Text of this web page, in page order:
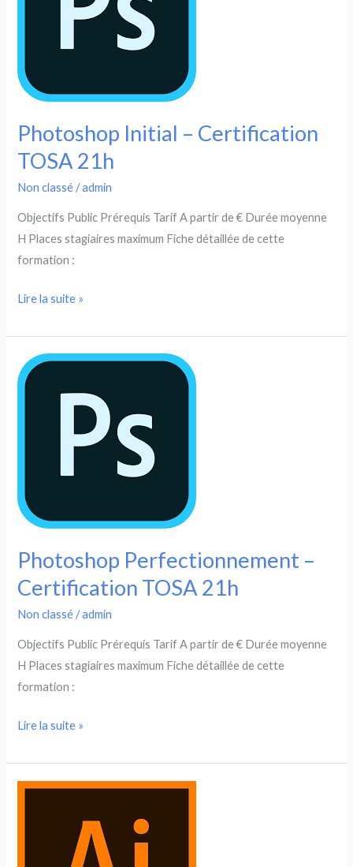
Photoshop Initial – Certification
TOSA 21h
Non classé/admin
Objectifs Public Prérequis Tarif A partir de € Durée moyenne
H Places stagiaires maximum Fiche détaillée de cette
formation :
Photoshop
–
Certification
TOSA
Lire la suite »
Photoshop Perfectionnement –
Certification TOSA 21h
Non classé/admin
Objectifs Public Prérequis Tarif A partir de € Durée moyenne
H Places stagiaires maximum Fiche détaillée de cette
formation :
Photoshop
–
Certification
Lire la suite »